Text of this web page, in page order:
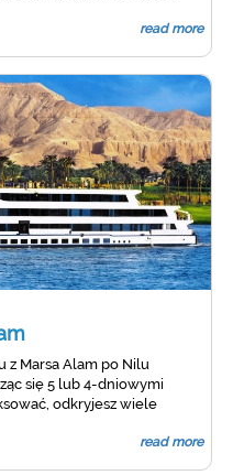
read more
z Marsa Alam po Nilu
się 5 lub 4-dniowymi
odkryjesz wiele
doświadczenie,
read more